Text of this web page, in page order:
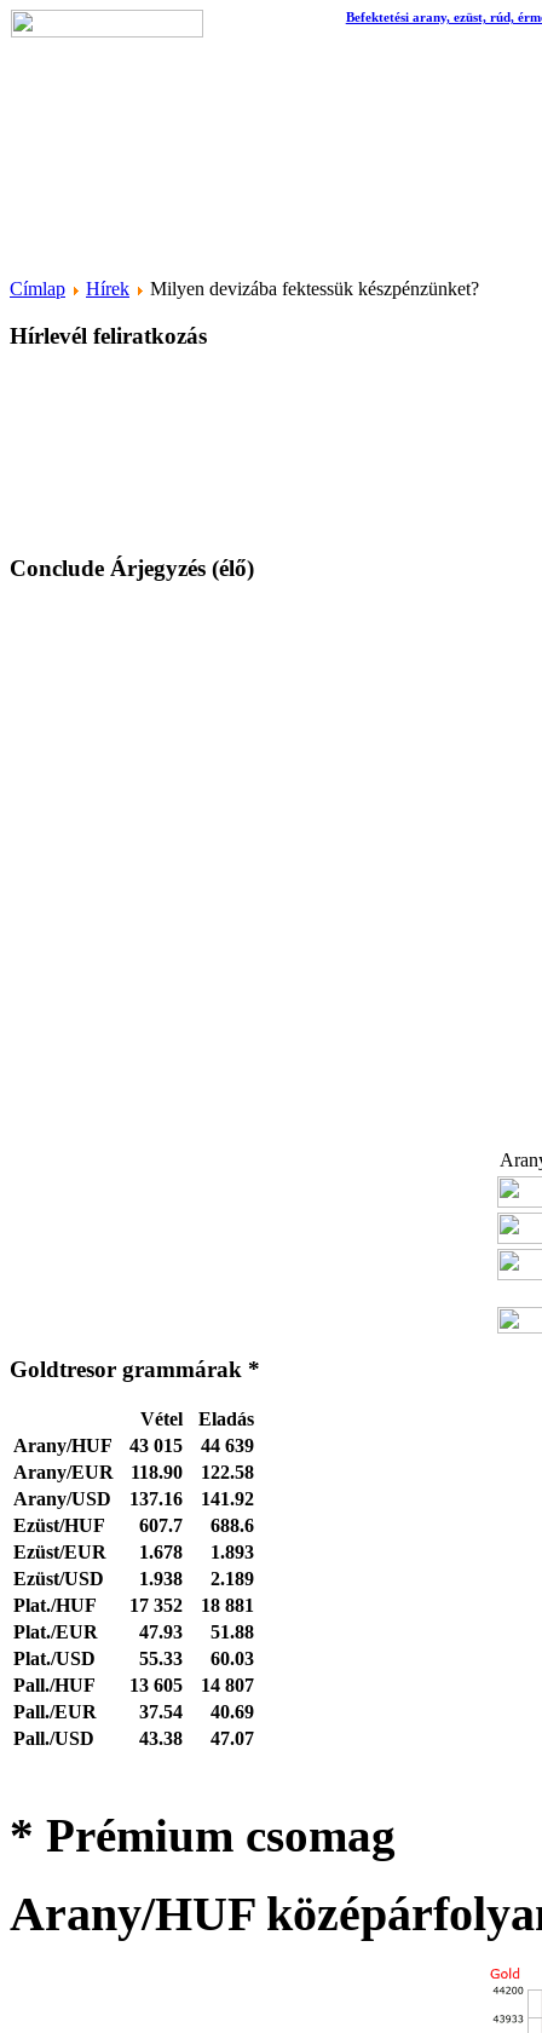
Befektetési arany, ezüst, rúd,
Címlap Hírek Milyen devizába fektessük készpénzünket?
Hírlevél feliratkozás
Conclude Árjegyzés (élő)
Goldtresor grammárak *
Vétel
Eladás
Arany/HUF
43 015
44 639
Arany/EUR
118.90
122.58
Arany/USD
137.16
141.92
Ezüst/HUF
607.7
688.6
Ezüst/EUR
1.678
1.893
Ezüst/USD
1.938
2.189
Plat./HUF
17 352
18 881
Plat./EUR
47.93
51.88
Plat./USD
55.33
60.03
Pall./HUF
13 605
14 807
Pall./EUR
37.54
40.69
Pall./USD
43.38 47.07
* Prémium csomag
Arany/HUF